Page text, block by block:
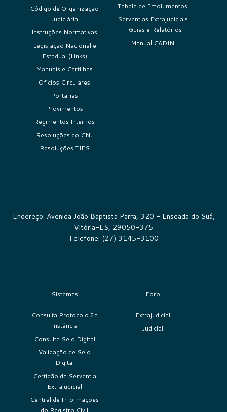
Código de Organização
Judiciária
Instruções Normativas
Legislação Nacional e
Estadual (Links)
Manuais e Cartilhas
Ofícios Circulares
Portarias
Provimentos
Regimentos Internos
Resoluções do CNJ
Resoluções TJES
Tabela de Emolumentos
Serventias Extrajudiciais
– Guias e Relatórios
Manual CADIN
Endereço: Avenida João Baptista Parra, 320 - Enseada do Suá,
Vitória-ES, 29050-375
Telefone: (27) 3145-3100
Sistemas
Consulta Protocolo 2a
Instância
Consulta Selo Digital
Validação de Selo
Digital
Certidão da Serventia
Extrajudicial
Central de Informações
do Registro Civil
Foro
Extrajudicial
Judicial